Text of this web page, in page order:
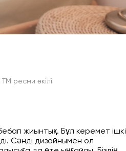
ресми өкілі
жиынтық. Бұл керемет ішкі
Сәнді дизайнымен ол